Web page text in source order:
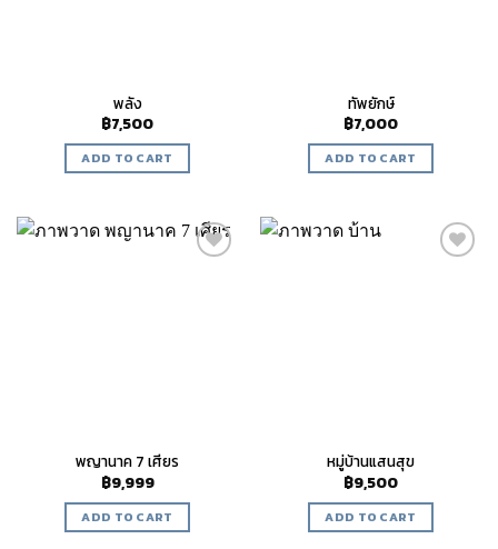
พลัง
฿7,500
ADD TO CART
ทัพยักษ์
฿7,000
ADD TO CART
พญานาค 7 เศียร
฿9,999
ADD TO CART
หมู่บ้านแสนสุข
฿9,500
ADD TO CART